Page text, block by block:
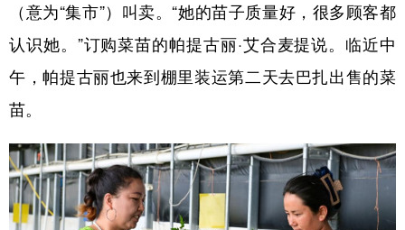
（意为“集市”）叫卖。“她的苗子质量好，很多顾客都
认识她。”订购菜苗的帕提古丽·艾合麦提说。临近中
午，帕提古丽也来到棚里装运第二天去巴扎出售的菜
苗。